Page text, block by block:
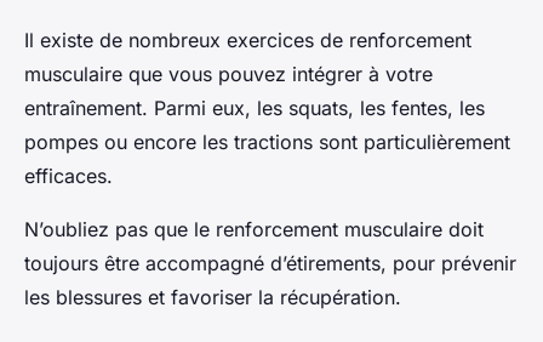
Il existe de nombreux exercices de renforcement
musculaire que vous pouvez intégrer à votre
entraînement. Parmi eux, les squats, les fentes, les
pompes ou encore les tractions sont particulièrement
efficaces.
N’oubliez pas que le renforcement musculaire doit
toujours être accompagné d’étirements, pour prévenir
les blessures et favoriser la récupération.